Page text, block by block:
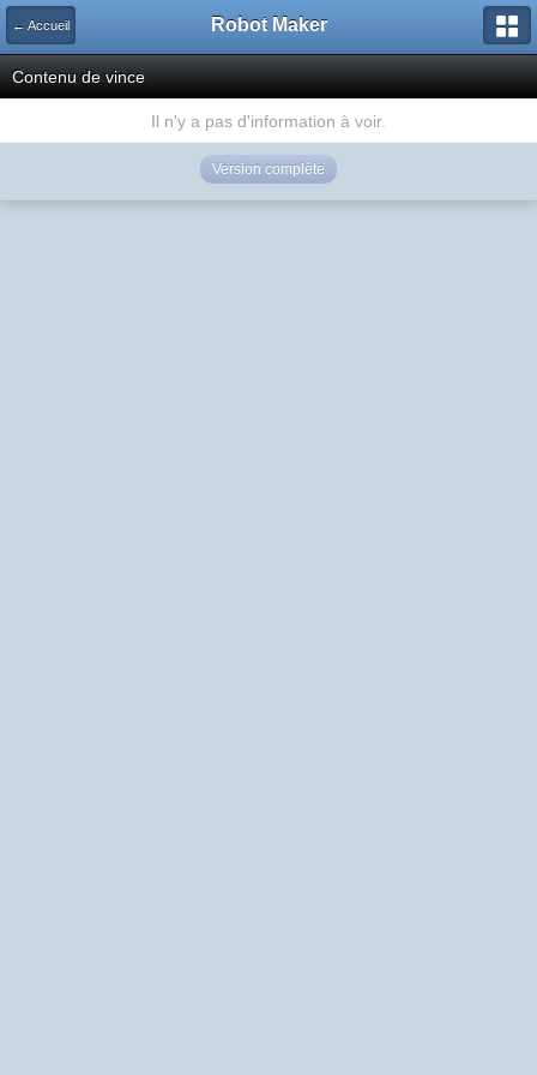
← Accueil Robot Maker
Contenu de vince
Il n'y a pas d'information à voir.
Version complète